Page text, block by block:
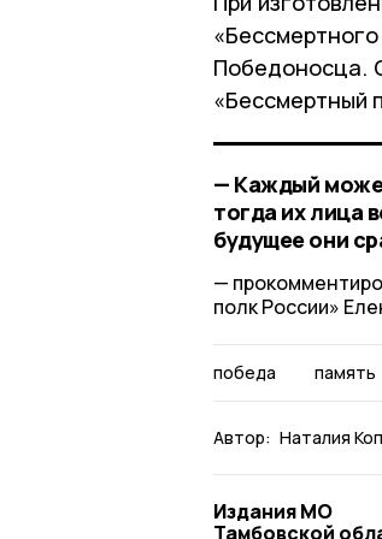
Победоносца.
«Бессмертный
— Каждый
тогда их лица
будущее они
полк России»
победа память
Автор: Наталия
Издания МО
Тамбовской